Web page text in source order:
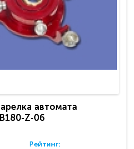
автомата
Z-06
Рейтинг: